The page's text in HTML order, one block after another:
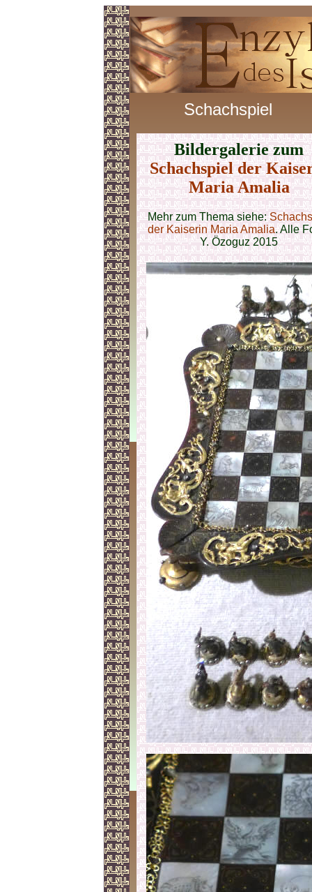
Schachspiel
Bildergalerie zum
Schachspiel der
Maria Amalia
Mehr zum Thema siehe:
der Kaiserin Maria Amalia. Alle
Y. Özoguz 2015